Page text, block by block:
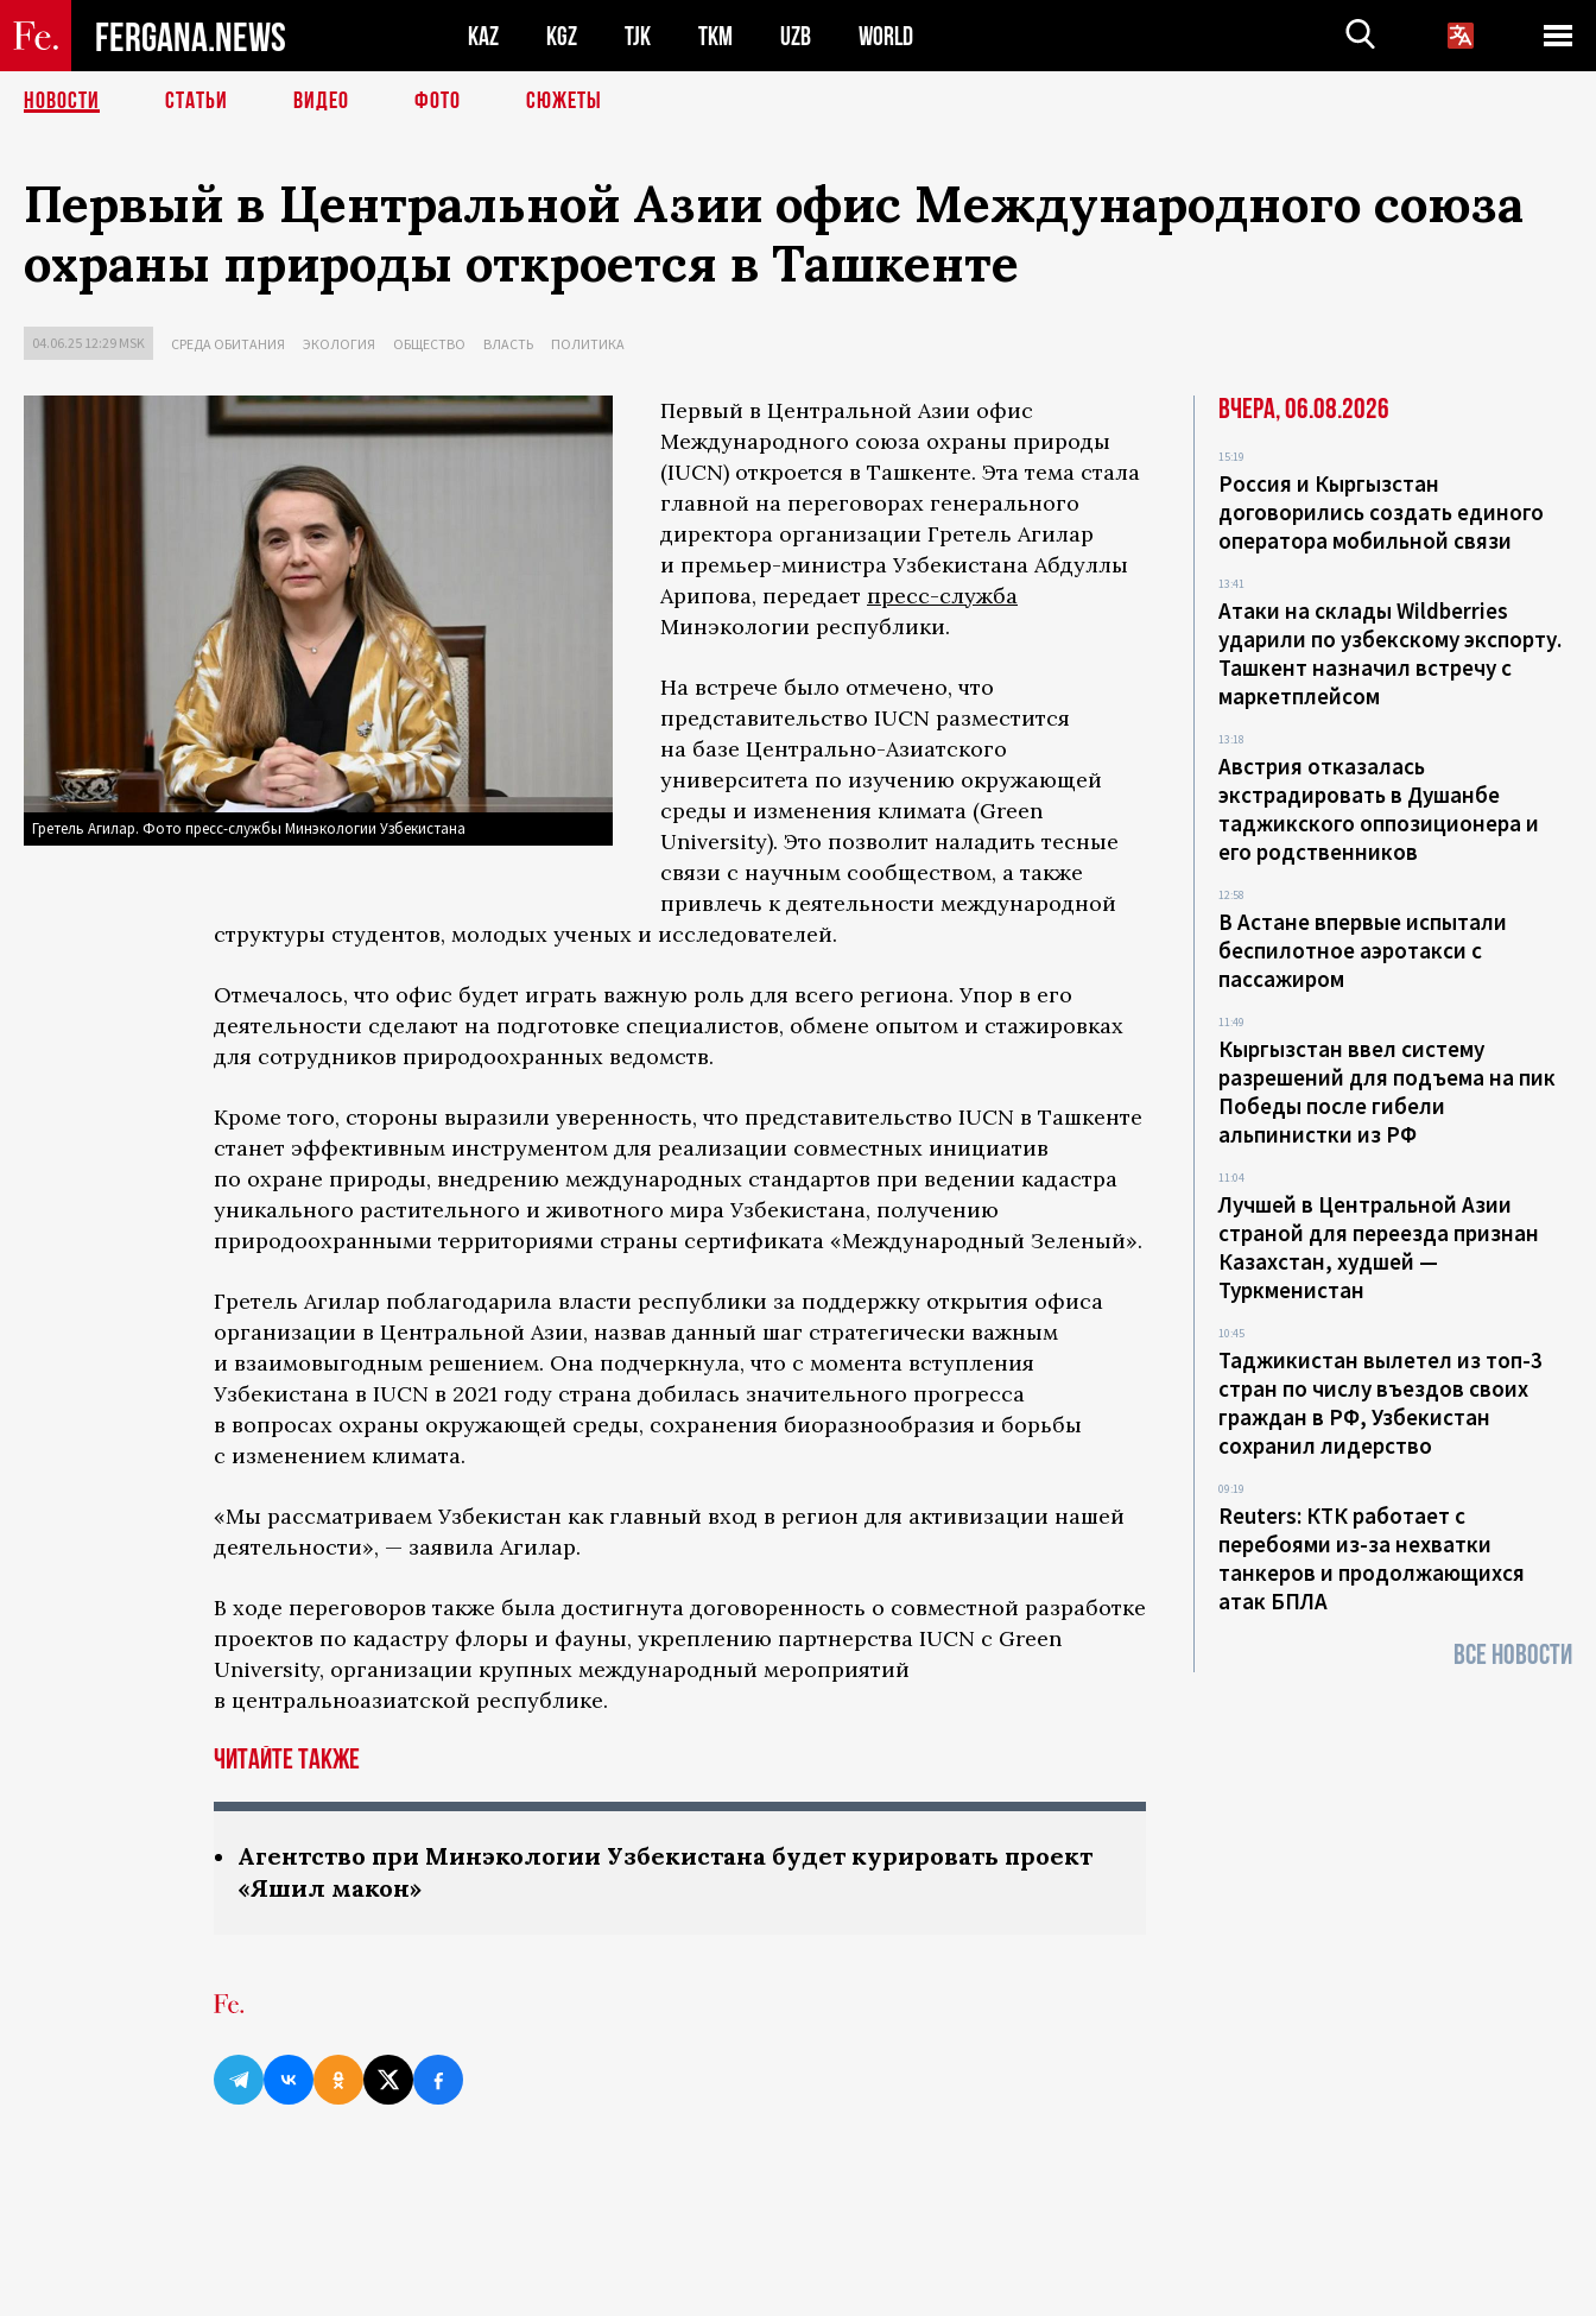
FERGANA.NEWS KAZ KGZ TJK TKM UZB WORLD
НОВОСТИ СТАТЬИ ВИДЕО ФОТО СЮЖЕТЫ
Первый в Центральной Азии офис Международного союза
охраны природы откроется в Ташкенте
04.06.25 12:29 MSK СРЕДА ОБИТАНИЯ ЭКОЛОГИЯ ОБЩЕСТВО ВЛАСТЬ ПОЛИТИКА
Гретель Агилар. Фото пресс-службы Минэкологии Узбекистана
Первый в Центральной Азии офис
Международного союза охраны природы
(IUCN) откроется в Ташкенте. Эта тема стала
главной на переговорах генерального
директора организации Гретель Агилар
и премьер-министра Узбекистана Абдуллы
Арипова, передает пресс-служба
Минэкологии республики.
На встрече было отмечено, что
представительство IUCN разместится
на базе Центрально-Азиатского
университета по изучению окружающей
среды и изменения климата (Green
University). Это позволит наладить тесные
связи с научным сообществом, а также
привлечь к деятельности международной
структуры студентов, молодых ученых и исследователей.
Отмечалось, что офис будет играть важную роль для всего региона. Упор в его
деятельности сделают на подготовке специалистов, обмене опытом и стажировках
для сотрудников природоохранных ведомств.
Кроме того, стороны выразили уверенность, что представительство IUCN в Ташкенте
станет эффективным инструментом для реализации совместных инициатив
по охране природы, внедрению международных стандартов при ведении кадастра
уникального растительного и животного мира Узбекистана, получению
природоохранными территориями страны сертификата «Международный Зеленый».
Гретель Агилар поблагодарила власти республики за поддержку открытия офиса
организации в Центральной Азии, назвав данный шаг стратегически важным
и взаимовыгодным решением. Она подчеркнула, что с момента вступления
Узбекистана в IUCN в 2021 году страна добилась значительного прогресса
в вопросах охраны окружающей среды, сохранения биоразнообразия и борьбы
с изменением климата.
«Мы рассматриваем Узбекистан как главный вход в регион для активизации нашей
деятельности», — заявила Агилар.
В ходе переговоров также была достигнута договоренность о совместной разработке
проектов по кадастру флоры и фауны, укреплению партнерства IUCN с Green
University, организации крупных международный мероприятий
в центральноазиатской республике.
Читайте также
Агентство при Минэкологии Узбекистана будет курировать проект
«Яшил макон»
Вчера, 06.08.2026
15:19
Россия и Кыргызстан
договорились создать единого
оператора мобильной связи
13:41
Атаки на склады Wildberries
ударили по узбекскому экспорту.
Ташкент назначил встречу с
маркетплейсом
13:18
Австрия отказалась
экстрадировать в Душанбе
таджикского оппозиционера и
его родственников
12:58
В Астане впервые испытали
беспилотное аэротакси с
пассажиром
11:49
Кыргызстан ввел систему
разрешений для подъема на пик
Победы после гибели
альпинистки из РФ
11:04
Лучшей в Центральной Азии
страной для переезда признан
Казахстан, худшей —
Туркменистан
10:45
Таджикистан вылетел из топ-3
стран по числу въездов своих
граждан в РФ, Узбекистан
сохранил лидерство
09:19
Reuters: КТК работает с
перебоями из-за нехватки
танкеров и продолжающихся
атак БПЛА
ВСЕ НОВОСТИ